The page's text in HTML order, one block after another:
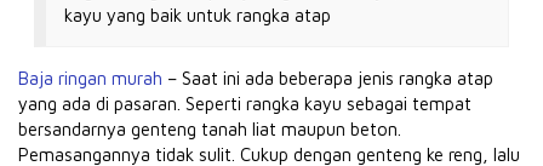
kayu yang baik untuk rangka atap
Baja ringan murah – Saat ini ada beberapa jenis rangka atap
yang ada di pasaran. Seperti rangka kayu sebagai tempat
bersandarnya genteng tanah liat maupun beton.
Pemasangannya tidak sulit. Cukup dengan genteng ke reng, lalu